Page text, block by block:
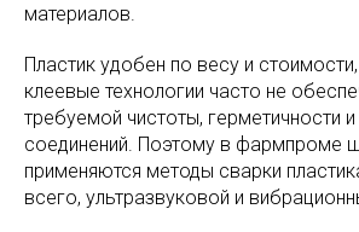
материалов.
Пластик удобен по весу и
клеевые технологии часто не
требуемой чистоты, герметичности и
соединений. Поэтому в фармпроме
применяются методы сварки
всего, ультразвуковой и